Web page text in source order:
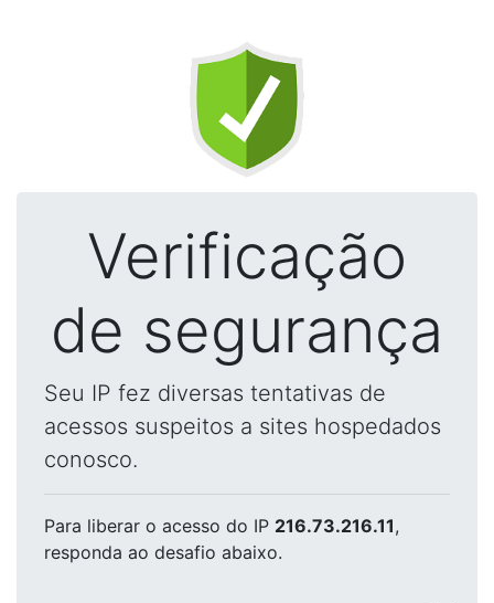
Verificação
de segurança
Seu IP fez diversas tentativas de
acessos suspeitos a sites hospedados
conosco.
Para liberar o acesso do IP 216.73.216.11,
responda ao desafio abaixo.